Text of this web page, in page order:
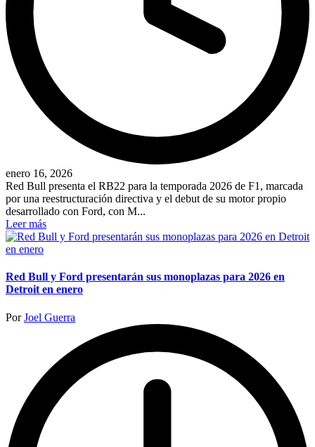
enero 16, 2026
Red Bull presenta el RB22 para la temporada 2026 de F1, marcada
por una reestructuración directiva y el debut de su motor propio
desarrollado con Ford, con M...
Leer más
Red Bull y Ford presentarán sus monoplazas para 2026 en
Detroit en enero
Publicado
PorJoel Guerra